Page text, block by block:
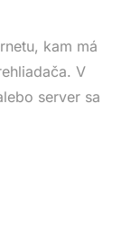
kam má
V
server sa